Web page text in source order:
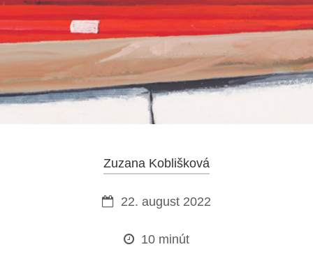
Zuzana Koblišková
22. august 2022
10 minút